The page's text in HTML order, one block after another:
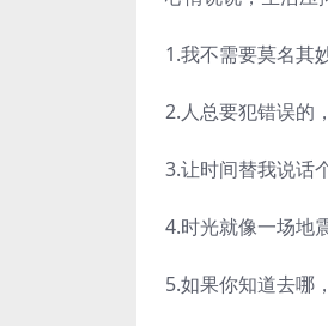
1.我不需要莫名其
2.人总要犯错误的
3.让时间替我说话
4.时光就像一场地
5.如果你知道去哪